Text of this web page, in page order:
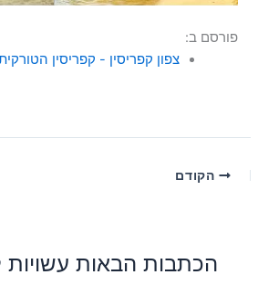
פורסם ב:
צפון קפריסין - קפריסין
הקודם
הכתבות הבאות עשויות